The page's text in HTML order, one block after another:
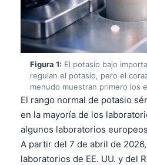
Figura 1: El potasio bajo
regulan el potasio, pero el
menudo muestran primero los
El rango normal de potasio
en la mayoría de los
algunos laboratorios
A partir del 7 de abril de
laboratorios de EE. UU. y del